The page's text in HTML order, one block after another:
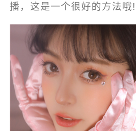
播，这是一个很好的方法哦!